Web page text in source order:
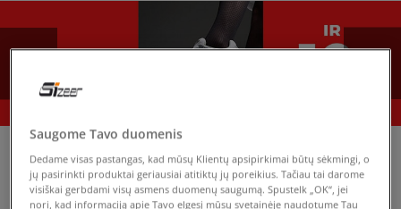
SIZEER REEBOK CLASSIC SLID
Saugome Tavo duomenis
Dedame visas pastangas, kad mūsų Klientų apsipirkimai būtų sėkmingi, o
jų pasirinkti produktai geriausiai atitiktų jų poreikius. Tačiau tai darome
visiškai gerbdami visų asmens duomenų saugumą. Spustelk „OK“, jei
nori, kad informaciją apie Tavo elgesį mūsų svetainėje naudotume Tau